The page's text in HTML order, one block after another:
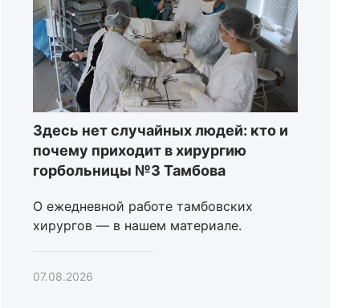
Здесь нет случайных людей: кто и
почему приходит в хирургию
горбольницы №3 Тамбова
О ежедневной работе тамбовских
хирургов — в нашем материале.
07.08.2026